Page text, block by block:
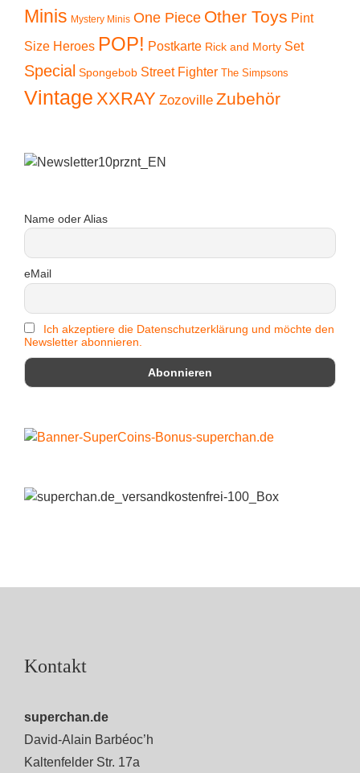
Minis Mystery Minis One Piece Other Toys Pint
Size Heroes POP! Postkarte Rick and Morty Set
Special Spongebob Street Fighter The Simpsons
Vintage XXRAY Zozoville Zubehör
Name oder Alias
eMail
Ich akzeptiere die Datenschutzerklärung und möchte den
Newsletter abonnieren.
Kontakt
superchan.de
David-Alain Barbéoc’h
Kaltenfelder Str. 17a